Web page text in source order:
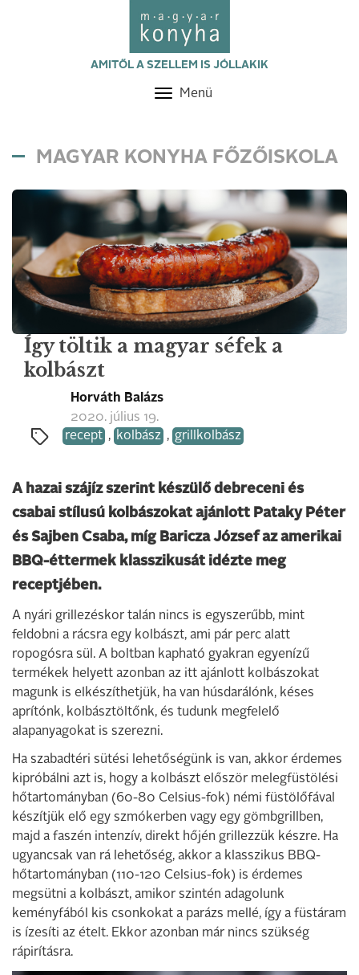
AMITŐL A SZELLEM IS JÓLLAKIK
Toggle
Menü
MAGYAR KONYHA FŐZŐISKOLA
Így töltik a magyar séfek a
kolbászt
Horváth Balázs
2020. július 19.
recept , kolbász , grillkolbász
A hazai szájíz szerint készülő debreceni és
csabai stílusú kolbászokat ajánlott Pataky Péter
és Sajben Csaba, míg Baricza József az amerikai
BBQ-éttermek klasszikusát idézte meg
receptjében.
A nyári grillezéskor talán nincs is egyszerűbb, mint
feldobni a rácsra egy kolbászt, ami pár perc alatt
ropogósra sül. A boltban kapható gyakran egyenízű
termékek helyett azonban az itt ajánlott kolbászokat
magunk is elkészíthetjük, ha van húsdarálónk, késes
aprítónk, kolbásztöltőnk, és tudunk megfelelő
alapanyagokat is szerezni.
Ha szabadtéri sütési lehetőségünk is van, akkor érdemes
kipróbálni azt is, hogy a kolbászt először melegfüstölési
hőtartományban (60-80 Celsius-fok) némi füstölőfával
készítjük elő egy szmókerben vagy egy gömbgrillben,
majd a faszén intenzív, direkt hőjén grillezzük készre. Ha
ugyancsak van rá lehetőség, akkor a klasszikus BBQ-
hőtartományban (110-120 Celsius-fok) is érdemes
megsütni a kolbászt, amikor szintén adagolunk
keményfából kis csonkokat a parázs mellé, így a füstáram
is ízesíti az ételt. Ekkor azonban már nincs szükség
rápirításra.